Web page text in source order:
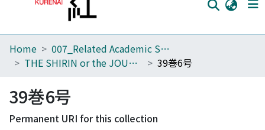
Home
Browse
Download Ranking
Home
007_Related Academic Societies
THE SHIRIN or the JOURNAL OF HISTORY
39巻6号
39巻6号
Permanent URI for this collection